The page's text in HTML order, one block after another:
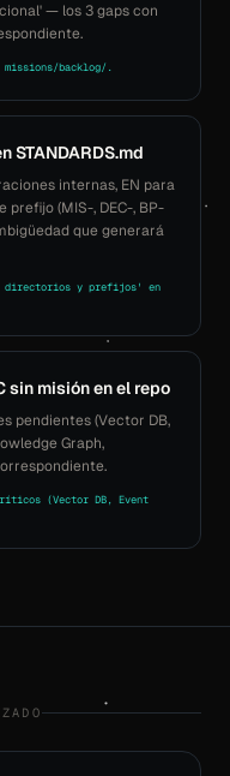
— los 3 gaps con
missions/backlog/.
STANDARDS.md
internas, EN para
prefijo (MIS-, DEC-, BP-
que generará
directorios y prefijos' en
sin misión en el repo
pendientes (Vector DB,
Graph,
(Vector DB, Event